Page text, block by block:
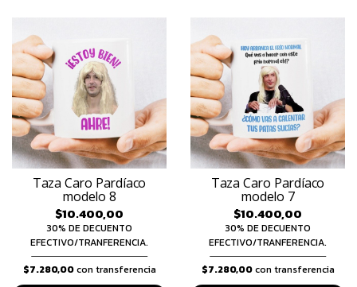
Taza Caro Pardíaco
modelo 8
$10.400,00
30% DE DECUENTO
EFECTIVO/TRANFERENCIA.
$7.280,00con transferencia
Taza Caro Pardíaco
modelo 7
$10.400,00
30% DE DECUENTO
EFECTIVO/TRANFERENCIA.
$7.280,00con transferencia